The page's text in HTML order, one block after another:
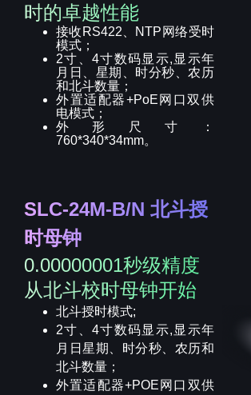
时的卓越性能
接收RS422、NTP网络受时
模式；
2寸、4寸数码显示,显示年
月日、星期、时分秒、农历
和北斗数量；
外置适配器+PoE网口双供
电模式；
外形尺寸：
760*340*34mm。
SLC-24M-B/N 北斗授
时母钟
0.00000001秒级精度
从北斗校时母钟开始
北斗授时模式;
2寸、4寸数码显示,显示年
月日星期、时分秒、农历和
北斗数量；
外置适配器+POE网口双供